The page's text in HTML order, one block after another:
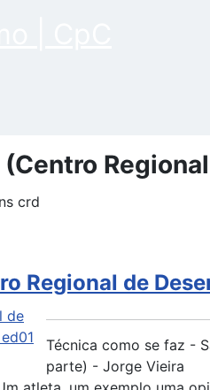
(Centro
Regional de
Técnica como se faz -
parte) - Jorge Vieira